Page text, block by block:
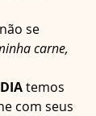
se
carne,
temos
com seus